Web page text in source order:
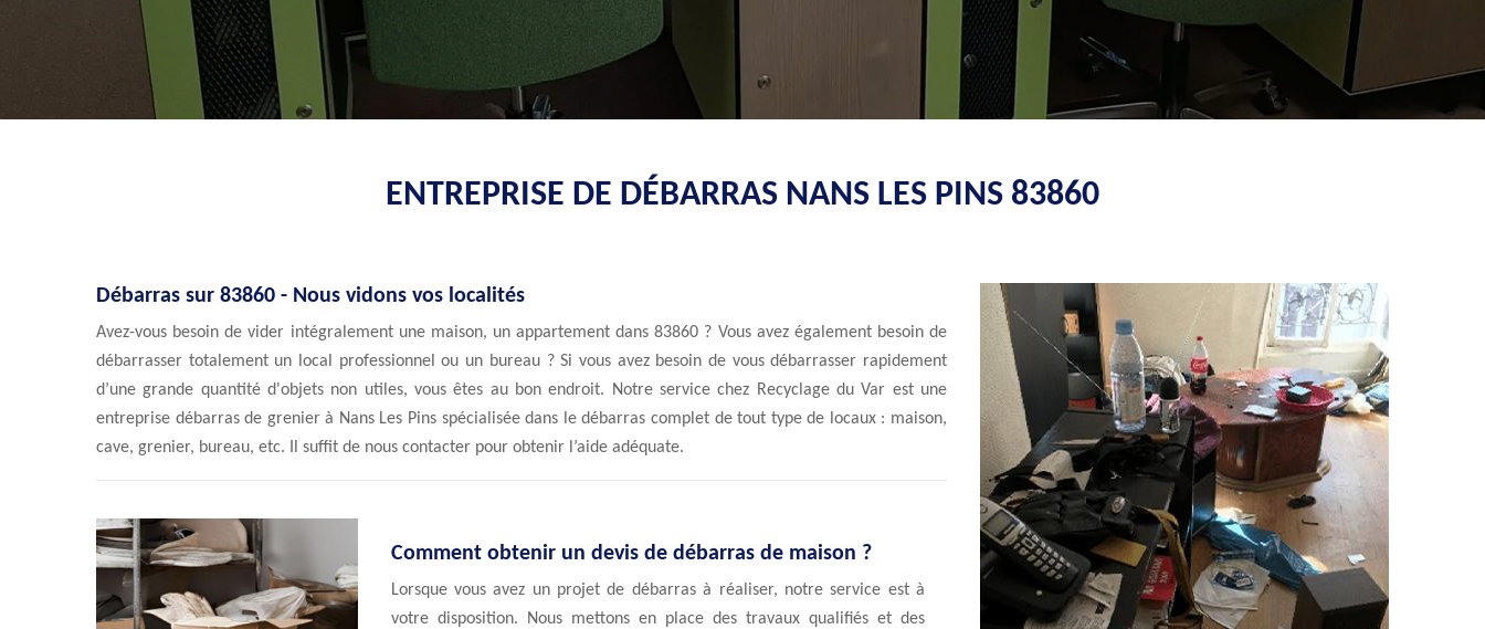
ENTREPRISE DE DÉBARRAS NANS LES PINS 83860
Débarras sur 83860 - Nous vidons vos localités
Avez-vous besoin de vider intégralement une maison, un appartement dans 83860 ? Vous avez également besoin de
débarrasser totalement un local professionnel ou un bureau ? Si vous avez besoin de vous débarrasser rapidement
d’une grande quantité d'objets non utiles, vous êtes au bon endroit. Notre service chez Recyclage du Var est une
entreprise débarras de grenier à Nans Les Pins spécialisée dans le débarras complet de tout type de locaux : maison,
cave, grenier, bureau, etc. Il suffit de nous contacter pour obtenir l’aide adéquate.
Comment obtenir un devis de débarras de maison ?
Lorsque vous avez un projet de débarras à réaliser, notre service est à
votre disposition. Nous mettons en place des travaux qualifiés et des